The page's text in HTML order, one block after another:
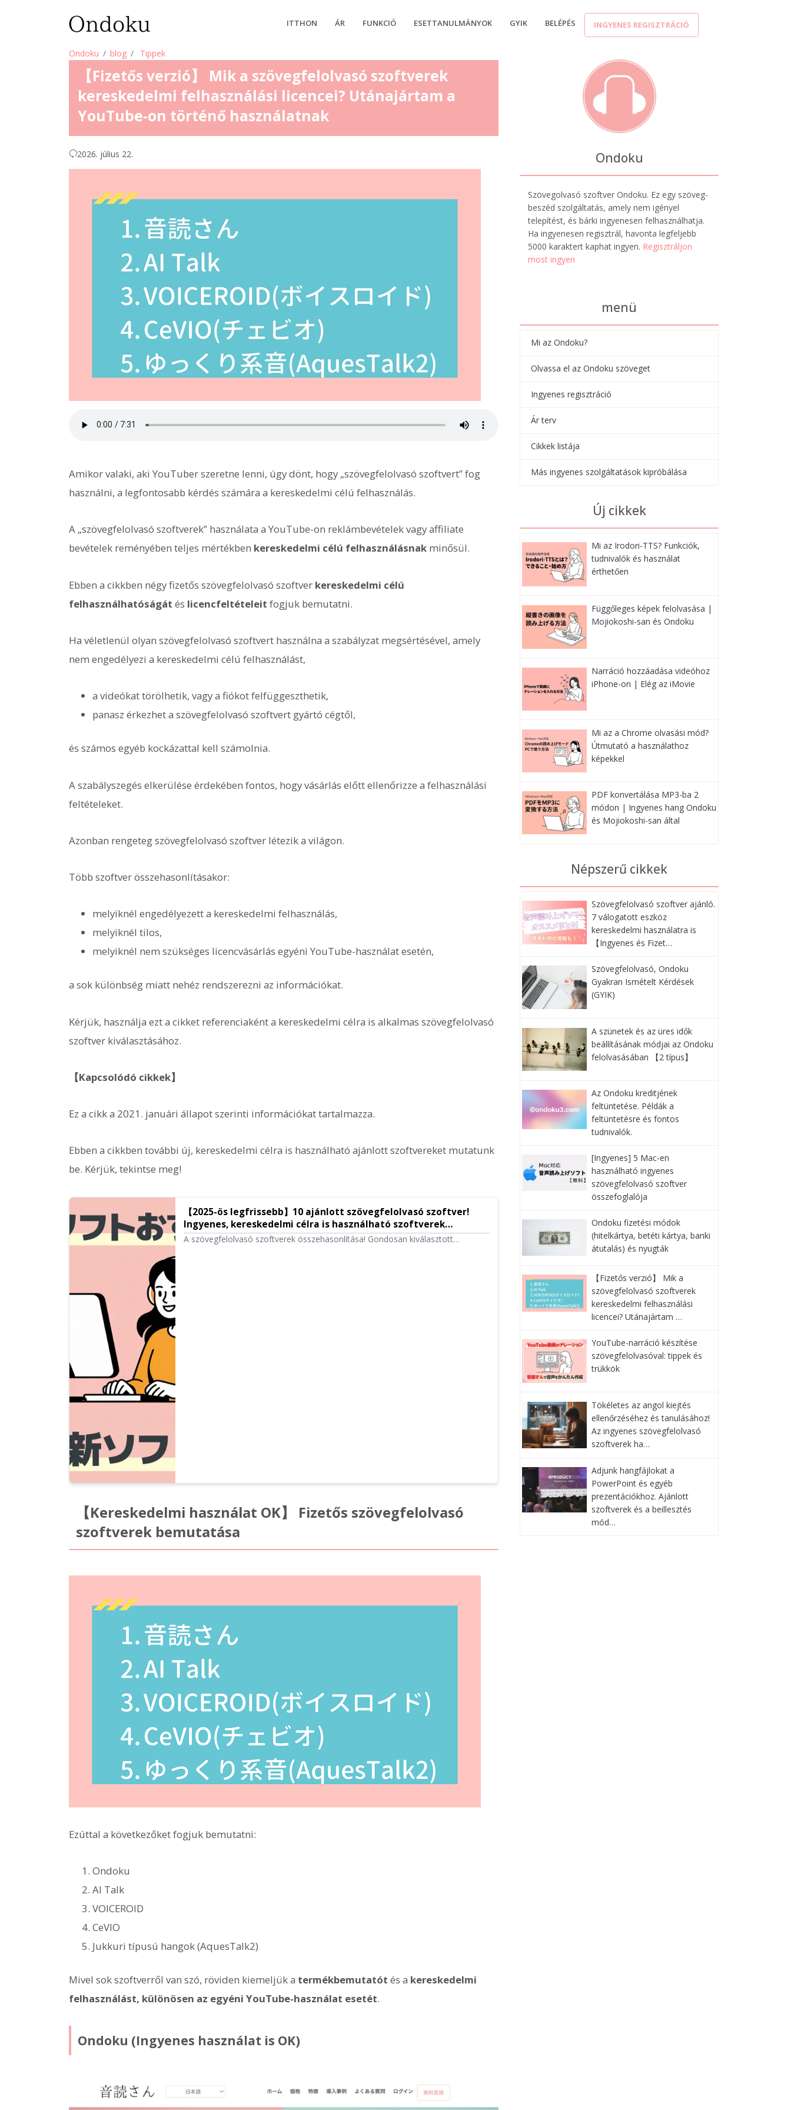
ITTHON ÁR FUNKCIÓ ESETTANULMÁNYOK GYIK BELÉPÉS INGYENES REGISZTRÁCIÓ
Ondoku blog Tippek
【Fizetős verzió】 Mik a szövegfelolvasó szoftverek
kereskedelmi felhasználási licencei? Utánajártam a
YouTube-on történő használatnak
2026. július 22.
Amikor valaki, aki YouTuber szeretne lenni, úgy dönt, hogy „szövegfelolvasó szoftvert” fog
használni, a legfontosabb kérdés számára a kereskedelmi célú felhasználás.
A „szövegfelolvasó szoftverek” használata a YouTube-on reklámbevételek vagy affiliate
bevételek reményében teljes mértékben kereskedelmi célú felhasználásnak minősül.
Ebben a cikkben négy fizetős szövegfelolvasó szoftver kereskedelmi célú
felhasználhatóságát és licencfeltételeit fogjuk bemutatni.
Ha véletlenül olyan szövegfelolvasó szoftvert használna a szabályzat megsértésével, amely
nem engedélyezi a kereskedelmi célú felhasználást,
a videókat törölhetik, vagy a fiókot felfüggeszthetik,
panasz érkezhet a szövegfelolvasó szoftvert gyártó cégtől,
és számos egyéb kockázattal kell számolnia.
A szabályszegés elkerülése érdekében fontos, hogy vásárlás előtt ellenőrizze a felhasználási
feltételeket.
Azonban rengeteg szövegfelolvasó szoftver létezik a világon.
Több szoftver összehasonlításakor:
melyiknél engedélyezett a kereskedelmi felhasználás,
melyiknél tilos,
melyiknél nem szükséges licencvásárlás egyéni YouTube-használat esetén,
a sok különbség miatt nehéz rendszerezni az információkat.
Kérjük, használja ezt a cikket referenciaként a kereskedelmi célra is alkalmas szövegfelolvasó
szoftver kiválasztásához.
【Kapcsolódó cikkek】
Ez a cikk a 2021. januári állapot szerinti információkat tartalmazza.
Ebben a cikkben további új, kereskedelmi célra is használható ajánlott szoftvereket mutatunk
be. Kérjük, tekintse meg!
【2025-ös legfrissebb】10 ajánlott szövegfelolvasó szoftver!
Ingyenes, kereskedelmi célra is használható szoftverek
bemutatása | Ondoku szövegfelolvasó szoftver
A szövegfelolvasó szoftverek összehasonlítása! Gondosan kiválasztott
【Kereskedelmi használat OK】 Fizetős szövegfelolvasó
szoftverek bemutatása
Ezúttal a következőket fogjuk bemutatni:
Ondoku
AI Talk
VOICEROID
CeVIO
Jukkuri típusú hangok (AquesTalk2)
Mivel sok szoftverről van szó, röviden kiemeljük a termékbemutatót és a kereskedelmi
felhasználást, különösen az egyéni YouTube-használat esetét.
Ondoku (Ingyenes használat is OK)
Ondoku
Szövegolvasó szoftver Ondoku. Ez egy szöveg-
beszéd szolgáltatás, amely nem igényel
telepítést, és bárki ingyenesen felhasználhatja.
Ha ingyenesen regisztrál, havonta legfeljebb
5000 karaktert kaphat ingyen. Regisztráljon
most ingyen
menü
Mi az Ondoku?
Olvassa el az Ondoku szöveget
Ingyenes regisztráció
Ár terv
Cikkek listája
Más ingyenes szolgáltatások kipróbálása
Új cikkek
Mi az Irodori-TTS? Funkciók,
tudnivalók és használat
érthetően
Függőleges képek felolvasása |
Mojiokoshi-san és Ondoku
Narráció hozzáadása videóhoz
iPhone-on | Elég az iMovie
Mi az a Chrome olvasási mód?
Útmutató a használathoz
képekkel
PDF konvertálása MP3-ba 2
módon | Ingyenes hang Ondoku
és Mojiokoshi-san által
Népszerű cikkek
Szövegfelolvasó szoftver ajánló.
7 válogatott eszköz
kereskedelmi használatra is
【Ingyenes és Fizet…
Szövegfelolvasó, Ondoku
Gyakran Ismételt Kérdések
(GYIK)
A szünetek és az üres idők
beállításának módjai az Ondoku
felolvasásában 【2 típus】
Az Ondoku kreditjének
feltüntetése. Példák a
feltüntetésre és fontos
tudnivalók.
[Ingyenes] 5 Mac-en
használható ingyenes
szövegfelolvasó szoftver
összefoglalója
Ondoku fizetési módok
(hitelkártya, betéti kártya, banki
átutalás) és nyugták
【Fizetős verzió】 Mik a
szövegfelolvasó szoftverek
kereskedelmi felhasználási
licencei? Utánajártam …
YouTube-narráció készítése
szövegfelolvasóval: tippek és
trükkök
Tökéletes az angol kiejtés
ellenőrzéséhez és tanulásához!
Az ingyenes szövegfelolvasó
szoftverek ha…
Adjunk hangfájlokat a
PowerPoint és egyéb
prezentációkhoz. Ajánlott
szoftverek és a beillesztés
mód…